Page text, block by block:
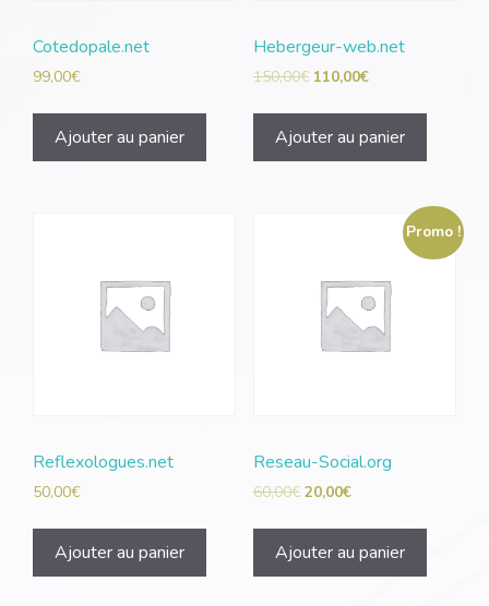
Cotedopale.net
99,00€
Ajouter au panier
Hebergeur-web.net
150,00€ 110,00€
Ajouter au panier
Reflexologues.net
50,00€
Ajouter au panier
Promo !
Reseau-Social.org
60,00€ 20,00€
Ajouter au panier